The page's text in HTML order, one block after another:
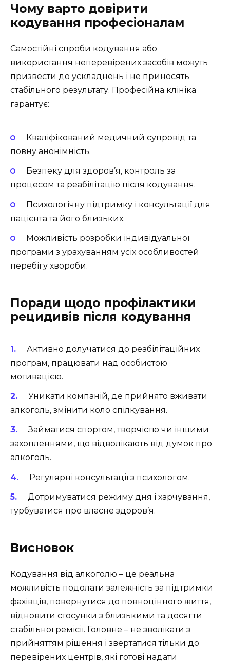
Чому варто довірити
кодування професіоналам
Самостійні спроби кодування або
використання неперевірених засобів можуть
призвести до ускладнень і не приносять
стабільного результату. Професійна клініка
гарантує:
Кваліфікований медичний супровід та
повну анонімність.
Безпеку для здоров’я, контроль за
процесом та реабілітацію після кодування.
Психологічну підтримку і консультації для
пацієнта та його близьких.
Можливість розробки індивідуальної
програми з урахуванням усіх особливостей
перебігу хвороби.
Поради щодо профілактики
рецидивів після кодування
Активно долучатися до реабілітаційних
програм, працювати над особистою
мотивацією.
Уникати компаній, де прийнято вживати
алкоголь, змінити коло спілкування.
Займатися спортом, творчістю чи іншими
захопленнями, що відволікають від думок про
алкоголь.
Регулярні консультації з психологом.
Дотримуватися режиму дня і харчування,
турбуватися про власне здоров’я.
Висновок
Кодування від алкоголю – це реальна
можливість подолати залежність за підтримки
фахівців, повернутися до повноцінного життя,
відновити стосунки з близькими та досягти
стабільної ремісії. Головне – не зволікати з
прийняттям рішення і звертатися тільки до
перевірених центрів, які готові надати